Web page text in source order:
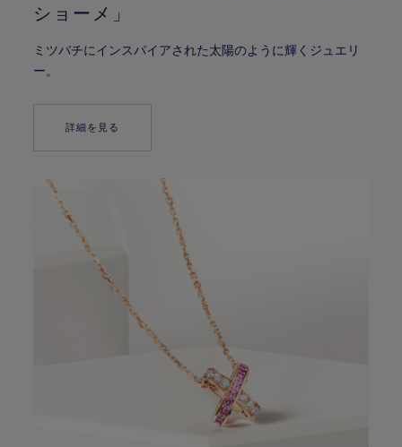
ショーメ」
ミツバチにインスパイアされた太陽のように輝くジュエリ
ー。
詳細を見る